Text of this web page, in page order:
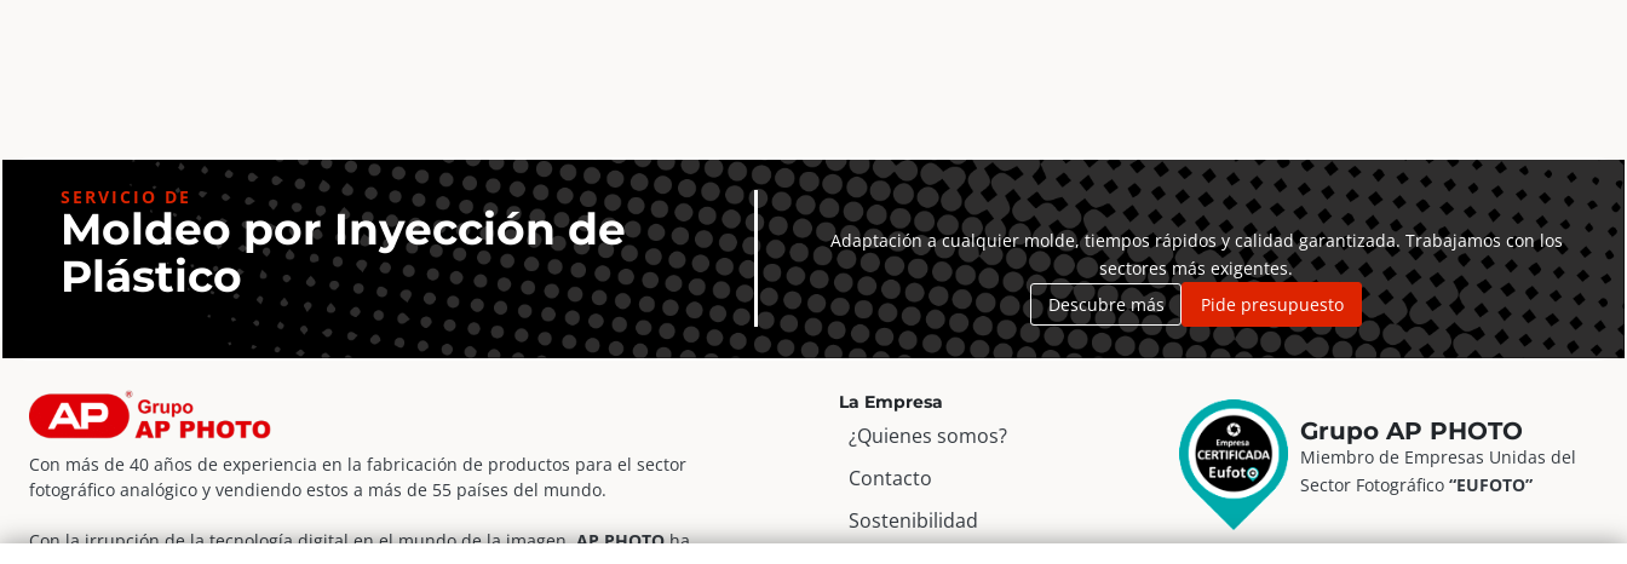
SERVICIO DE
Moldeo por Inyección de
Plástico
Adaptación a cualquier molde, tiempos rápidos y calidad garantizada. Trabajamos con los
sectores más exigentes.
Descubre más
Pide presupuesto
Con más de 40 años de experiencia en la fabricación de productos para el sector
fotográfico analógico y vendiendo estos a más de 55 países del mundo.
Con la irrupción de la tecnología digital en el mundo de la imagen,AP PHOTOha
La Empresa
¿Quienes somos?
Contacto
Sostenibilidad
Grupo AP PHOTO
Miembro de Empresas Unidas del
Sector Fotográfico “EUFOTO”